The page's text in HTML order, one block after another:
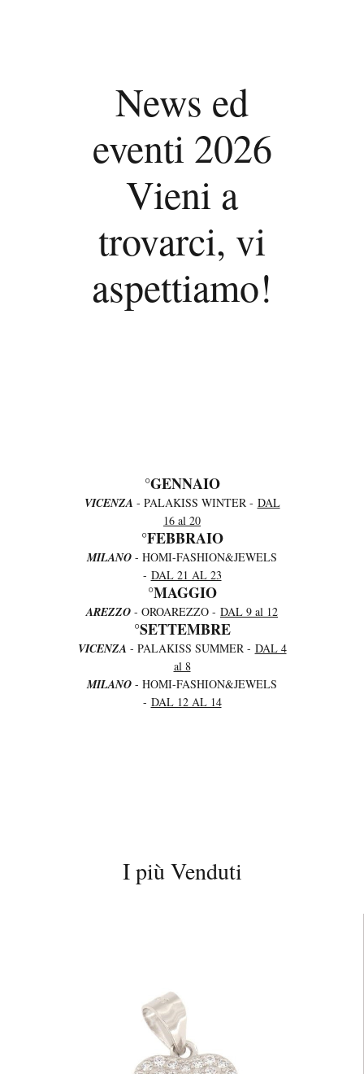
News ed
eventi 2026
Vieni a
trovarci, vi
aspettiamo!
°GENNAIO
VICENZA - PALAKISS WINTER - DAL
16 al 20
°FEBBRAIO
MILANO - HOMI-FASHION&JEWELS
- DAL 21 AL 23
°MAGGIO
AREZZO - OROAREZZO - DAL 9 al 12
°SETTEMBRE
VICENZA - PALAKISS SUMMER - DAL 4
al 8
MILANO - HOMI-FASHION&JEWELS
- DAL 12 AL 14
I più Venduti